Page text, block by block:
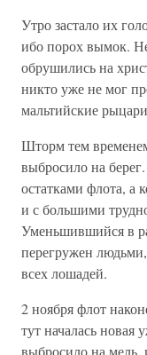
Утро застало их
ибо порох вымок.
обрушились на
никто уже не мог
мальтийские
Шторм тем
выбросило на
остатками флота, а
и с большими
Уменьшившийся в
перегружен
всех лошадей.
2 ноября флот
тут началась новая
выбросило на